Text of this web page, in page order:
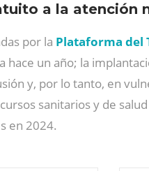
a la atención
por la Plataforma del
hace un año; la
y, por lo tanto, en
sanitarios y de
en 2024.